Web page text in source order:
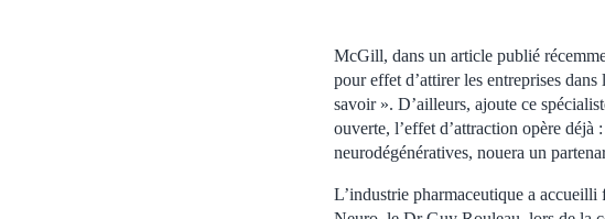
McGill, dans un article publié
pour effet d’attirer les entreprises
savoir ». D’ailleurs, ajoute ce
ouverte, l’effet d’attraction opère
neurodégénératives, nouera un
L’industrie pharmaceutique a